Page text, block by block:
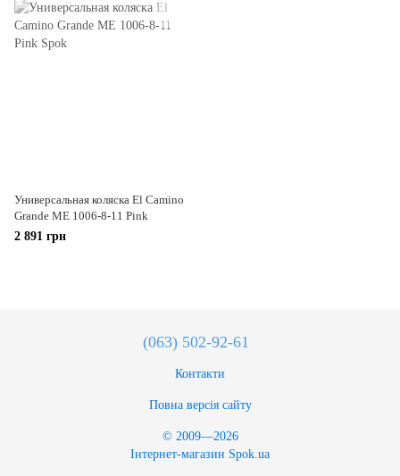
Универсальная коляска El Camino
Grande ME 1006-8-11 Pink
2 891 грн
(063) 502-92-61
Контакти
Повна версія сайту
© 2009—2026
Інтернет-магазин Spok.ua